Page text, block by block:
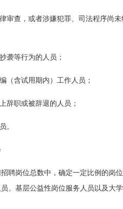
审查，或者涉嫌犯罪、司法程序尚
袭等行为的人员；
（含试用期内）工作人员；
辞职或被辞退的人员；
。
聘岗位总数中，确定一定比例的岗
、基层公益性岗位服务人员以及大